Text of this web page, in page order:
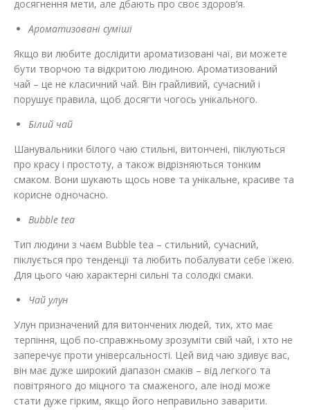
досягнення мети, але дбають про своє здоров’я.
Ароматизовані суміші
Якщо ви любите дослідити ароматизовані чаї, ви можете
бути творчою та відкритою людиною. Ароматизований
чай – це не класичний чай. Він грайливий, сучасний і
порушує правила, щоб досягти чогось унікального.
Білий чай
Шанувальники білого чаю стильні, витончені, піклуються
про красу і простоту, а також відрізняються тонким
смаком. Вони шукають щось нове та унікальне, красиве та
корисне одночасно.
Bubble tea
Тип людини з чаєм Bubble tea – стильний, сучасний,
піклується про тенденції та любить побалувати себе їжею.
Для цього чаю характерні сильні та солодкі смаки.
Чай улун
Улун призначений для витончених людей, тих, хто має
терпіння, щоб по-справжньому зрозуміти свій чай, і хто не
заперечує проти універсальності. Цей вид чаю здивує вас,
він має дуже широкий діапазон смаків – від легкого та
повітряного до міцного та смаженого, але іноді може
стати дуже гірким, якщо його неправильно заварити.